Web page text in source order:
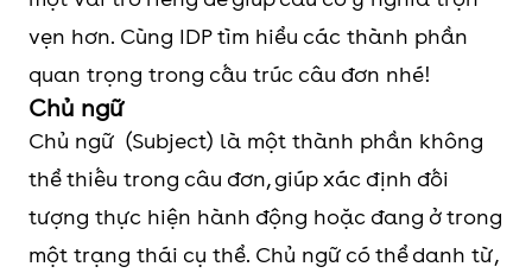
vẹn hơn. Cùng IDP tìm hiểu các thành phần
quan trọng trong cấu trúc câu đơn nhé!
Chủ ngữ
Chủ ngữ (Subject) là một thành phần không
thể thiếu trong câu đơn, giúp xác định đối
tượng thực hiện hành động hoặc đang ở trong
một trạng thái cụ thể. Chủ ngữ có thể danh từ,